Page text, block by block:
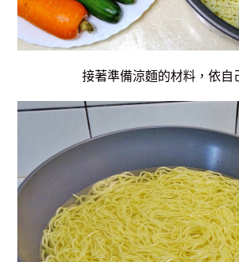
接著準備涼麵的材料，依自